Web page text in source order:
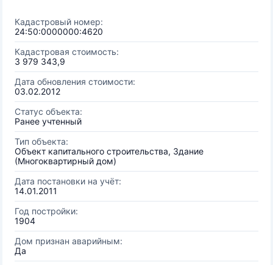
Кадастровый номер:
24:50:0000000:4620
Кадастровая стоимость:
3 979 343,9
Дата обновления стоимости:
03.02.2012
Статус объекта:
Ранее учтенный
Тип объекта:
Объект капитального строительства, Здание
(Многоквартирный дом)
Дата постановки на учёт:
14.01.2011
Год постройки:
1904
Дом признан аварийным:
Да